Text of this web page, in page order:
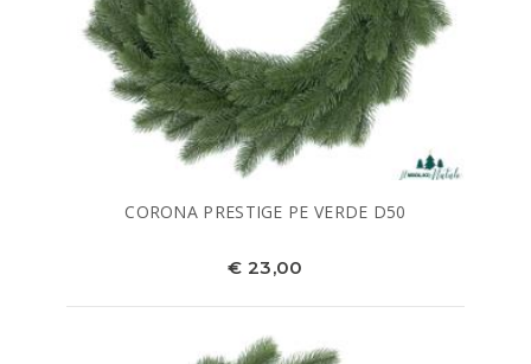
CORONA PRESTIGE PE VERDE D50
€ 23,00